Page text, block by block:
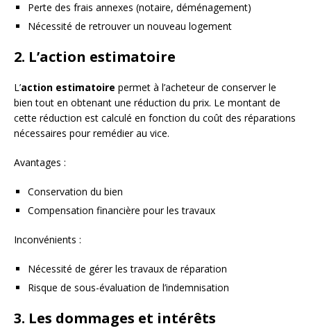
Perte des frais annexes (notaire, déménagement)
Nécessité de retrouver un nouveau logement
2. L’action estimatoire
L’action estimatoire permet à l’acheteur de conserver le
bien tout en obtenant une réduction du prix. Le montant de
cette réduction est calculé en fonction du coût des réparations
nécessaires pour remédier au vice.
Avantages :
Conservation du bien
Compensation financière pour les travaux
Inconvénients :
Nécessité de gérer les travaux de réparation
Risque de sous-évaluation de l’indemnisation
3. Les dommages et intérêts